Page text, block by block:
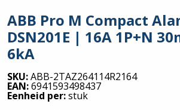
ABB Pro M Compact
DSN201E | 16A 1P+N
6kA
SKU:ABB-2TAZ264114R2164
EAN:6941593498437
Eenheid per:stuk